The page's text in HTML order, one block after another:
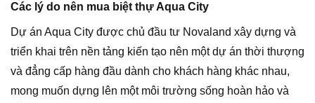
Các lý do nên mua biệt thự Aqua City
Dự án Aqua City được chủ đầu tư Novaland xây dựng và
triển khai trên nền tảng kiến tạo nên một dự án thời thượng
và đẳng cấp hàng đầu dành cho khách hàng khác nhau,
mong muốn dựng lên một môi trường sống hoàn hảo và